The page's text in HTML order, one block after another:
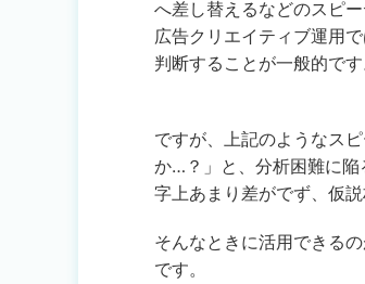
へ差し替えるなどのスピ
広告クリエイティブ運用
判断することが一般的です
ですが、上記のようなス
か…？」と、分析困難に陥
字上あまり差がでず、仮
そんなときに活用できる
です。